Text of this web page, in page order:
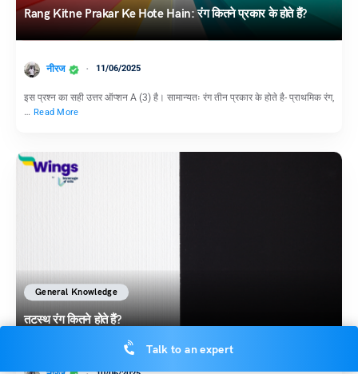
Rang Kitne Prakar Ke Hote Hain: रंग कितने प्रकार के होते हैं?
नीरज 11/06/2025
इस प्रश्न का सही उत्तर ऑप्शन A (3) है। सामान्यतः रंग तीन प्रकार के होते है- प्राथमिक रंग,
… Read More
General Knowledge
तटस्थ रंग कितने होते हैं?
Talk to an expert